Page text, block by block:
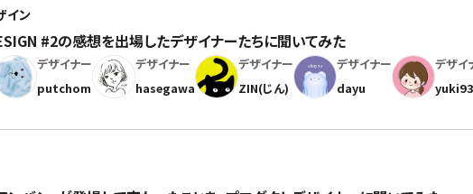
イン
#2の感想を出場したデザイナーたちに聞いてみた
デザイナー
putchom
デザイナー
hasegawa
デザイナー
ZIN(じん)
デザイナー
dayu
デザイ